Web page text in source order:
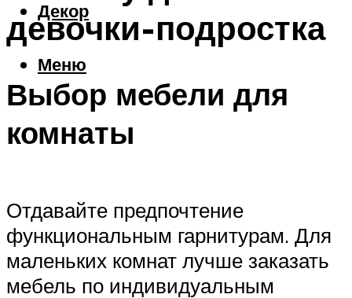
Декор
Меню
девочки-подростка
Выбор мебели для
комнаты
Отдавайте предпочтение
функциональным гарнитурам. Для
маленьких комнат лучше заказать
мебель по индивидуальным